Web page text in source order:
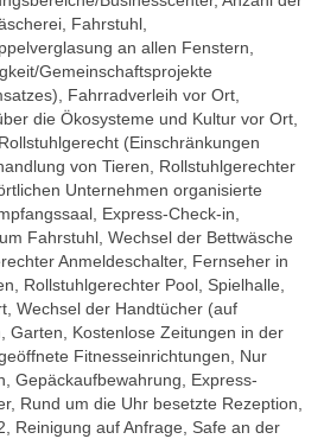
Fahrstuhl,
an allen Fenstern,
Gemeinschaftsprojekte
Fahrradverleih vor Ort,
die Ökosysteme und Kultur vor Ort,
(Einschränkungen
von Tieren, Rollstuhlgerechter
Unternehmen organisierte
Express-Check-in,
Fahrstuhl, Wechsel der Bettwäsche
Anmeldeschalter, Fernseher in
Rollstuhlgerechter Pool, Spielhalle,
Wechsel der Handtücher (auf
Garten, Kostenlose Zeitungen in der
Fitnesseinrichtungen, Nur
Gepäckaufbewahrung, Express-
Rund um die Uhr besetzte Rezeption,
Reinigung auf Anfrage, Safe an der